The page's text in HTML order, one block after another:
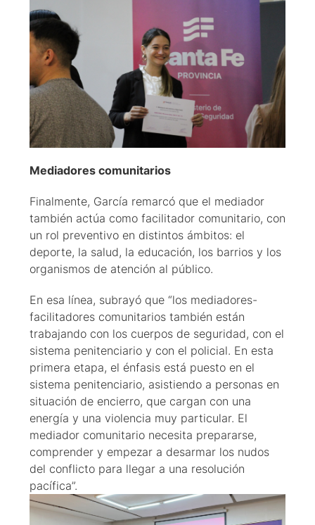
Mediadores comunitarios
Finalmente, García remarcó que el mediador
también actúa como facilitador comunitario, con
un rol preventivo en distintos ámbitos: el
deporte, la salud, la educación, los barrios y los
organismos de atención al público.
En esa línea, subrayó que “los mediadores-
facilitadores comunitarios también están
trabajando con los cuerpos de seguridad, con el
sistema penitenciario y con el policial. En esta
primera etapa, el énfasis está puesto en el
sistema penitenciario, asistiendo a personas en
situación de encierro, que cargan con una
energía y una violencia muy particular. El
mediador comunitario necesita prepararse,
comprender y empezar a desarmar los nudos
del conflicto para llegar a una resolución
pacífica”.